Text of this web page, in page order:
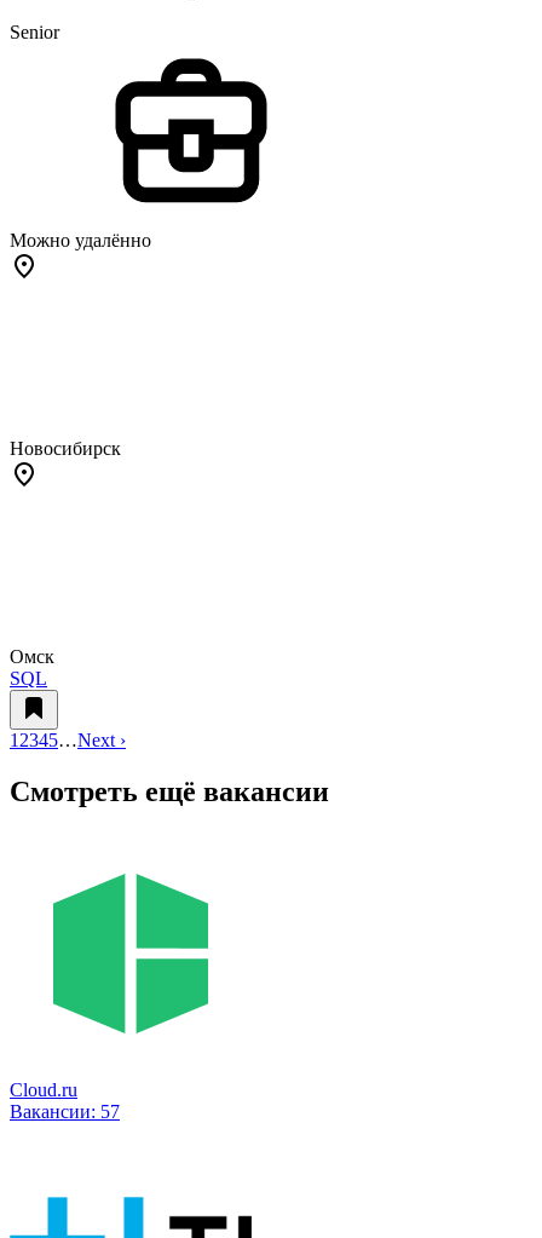
Senior
Можно удалённо
Новосибирск
Омск
SQL
1 2345…Next ›
Смотреть ещё вакансии
Cloud.ru
Вакансии: 57